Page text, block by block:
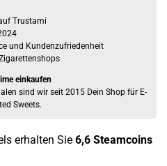
Trustami
und Kundenzufriedenheit
einkaufen
sind wir seit 2015 Dein Shop für E-
Sweets.
erhalten Sie 6,6 Steamcoins